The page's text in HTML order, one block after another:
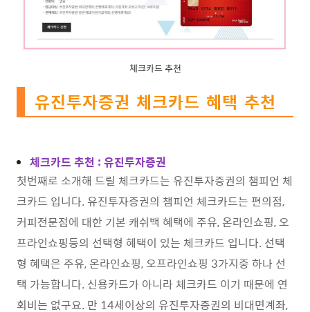
체크카드 추천
유진투자증권 체크카드 혜택 추천
체크카드 추천 : 유진투자증권
첫번째로 소개해 드릴 체크카드는 유진투자증권의 챔피언 체
크카드 입니다. 유진투자증권의 챔피언 체크카드는 편의점,
커피전문점에 대한 기본 캐쉬백 혜택에 주유, 온라인쇼핑, 오
프라인쇼핑등의 선택형 혜택이 있는 체크카드 입니다. 선택
형 혜택은 주유, 온라인쇼핑, 오프라인쇼핑 3가지중 하나 선
택 가능합니다. 신용카드가 아니라 체크카드 이기 때문에 연
회비는 없구요. 만 14세이상의 유진투자증권의 비대면계좌,